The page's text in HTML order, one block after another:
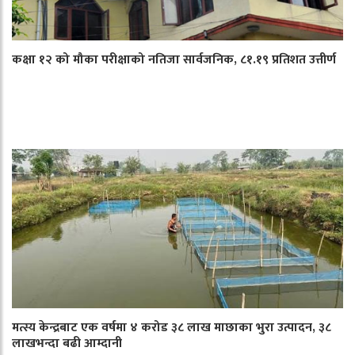
कक्षा १२ को मौका परीक्षाको नतिजा सार्वजनिक, ८१.१९ प्रतिशत उत्तीर्ण
मत्स्य केन्द्रबाट एक वर्षमा ४ करोड ३८ लाख माछाका भुरा उत्पादन, ३८
लाखभन्दा बढी आम्दानी